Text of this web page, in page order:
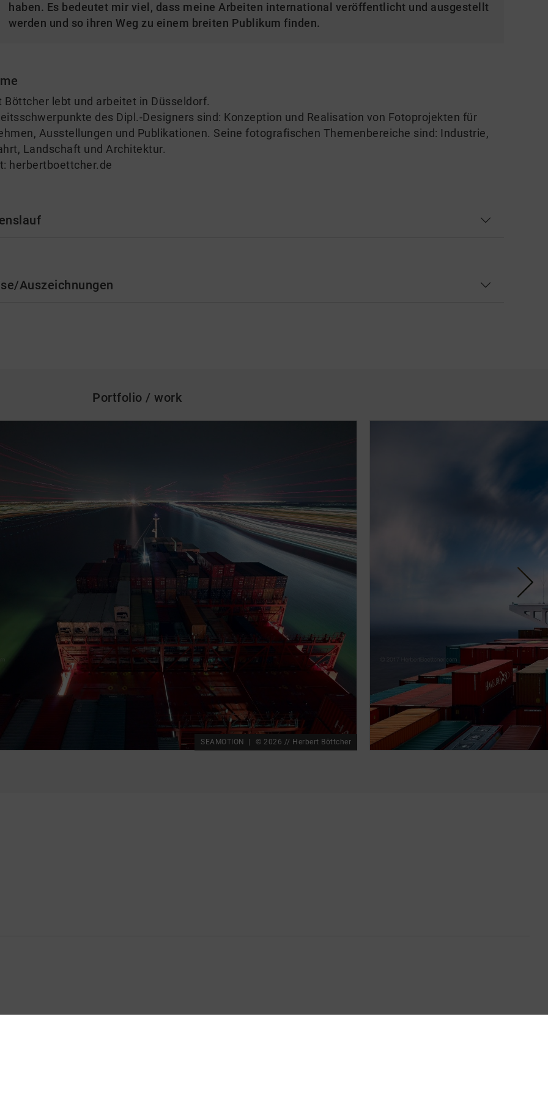
haben. Es bedeutet mir viel, dass meine Arbeiten international veröffentlicht und ausgestellt
werden und so ihren Weg zu einem breiten Publikum finden.
Böttcher lebt und arbeitet in Düsseldorf.
des Dipl.-Designers sind: Konzeption und Realisation von Fotoprojekten für
Ausstellungen und Publikationen. Seine fotografischen Themenbereiche sind: Industrie,
Landschaft und Architektur.
herbertboettcher.de
Auszeichnungen
Portfolio / work
SEAMOTION © 2026 // Herbert Böttcher